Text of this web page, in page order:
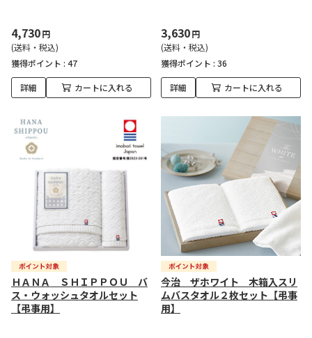
4,730円
(送料・税込)
獲得ポイント : 47
詳細 カートに入れる
3,630円
(送料・税込)
獲得ポイント : 36
詳細 カートに入れる
ＨＡＮＡ ＳＨＩＰＰＯＵ バ
ス・ウォッシュタオルセット
【弔事用】
今治 ザホワイト 木箱入スリ
ムバスタオル２枚セット【弔事
用】